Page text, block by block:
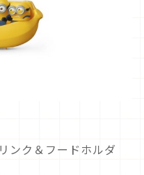
ンク＆フードホルダ